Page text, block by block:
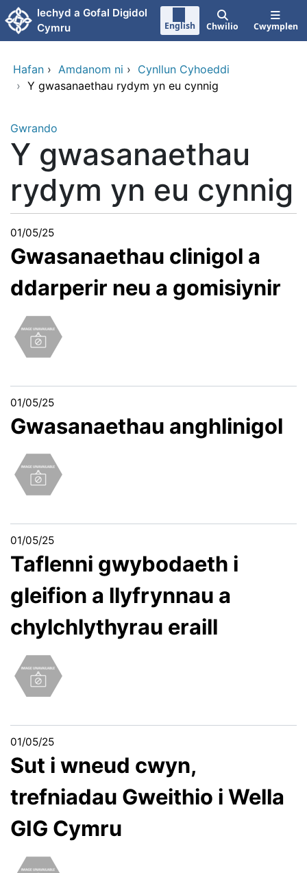
Neidio i'r prif gynnwy
Iechyd a Gofal Digidol
Cymru
English Chwilio Cwymplen
Hafan › Amdanom ni › Cynllun Cyhoeddi
› Y gwasanaethau rydym yn eu cynnig
Gwrando
Y gwasanaethau
rydym yn eu cynnig
01/05/25
Gwasanaethau clinigol a
ddarperir neu a gomisiynir
01/05/25
Gwasanaethau anghlinigol
01/05/25
Taflenni gwybodaeth i
gleifion a llyfrynnau a
chylchlythyrau eraill
01/05/25
Sut i wneud cwyn,
trefniadau Gweithio i Wella
GIG Cymru